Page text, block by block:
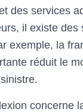
des services
il existe
exemple, la
réduit le
concerne